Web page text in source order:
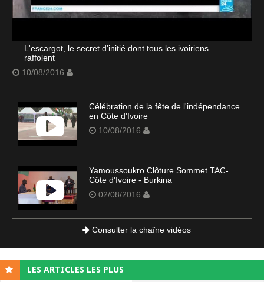
L'escargot, le secret d'initié dont tous les ivoiriens
raffolent
10/08/2016
Célébration de la fête de l'indépendance
en Côte d'Ivoire
10/08/2016
Yamoussoukro Clôture Sommet TAC-
Côte d'Ivoire - Burkina
02/08/2016
Consulter la chaîne vidéos
LES ARTICLES LES PLUS